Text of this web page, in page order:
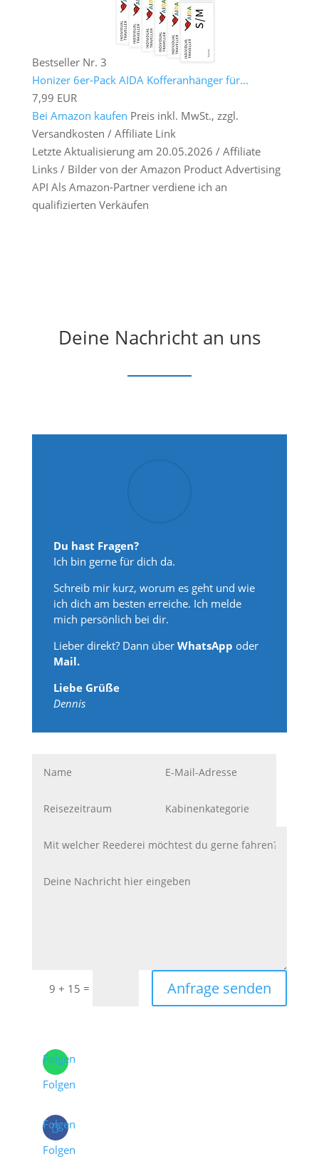
Bestseller Nr. 3
Honizer 6er-Pack AIDA Kofferanhänger für...
7,99 EUR
Bei Amazon kaufen Preis inkl. MwSt., zzgl.
Versandkosten / Affiliate Link
Letzte Aktualisierung am 20.05.2026 / Affiliate
Links / Bilder von der Amazon Product Advertising
API Als Amazon-Partner verdiene ich an
qualifizierten Verkäufen
Deine Nachricht an uns
Du hast Fragen?
Ich bin gerne für dich da.
Schreib mir kurz, worum es geht und wie
ich dich am besten erreiche. Ich melde
mich persönlich bei dir.
Lieber direkt? Dann überWhatsApp oder
Mail.
Liebe Grüße
Dennis
9 + 15 = Anfrage senden
Folgen
Folgen
Folgen
Folgen